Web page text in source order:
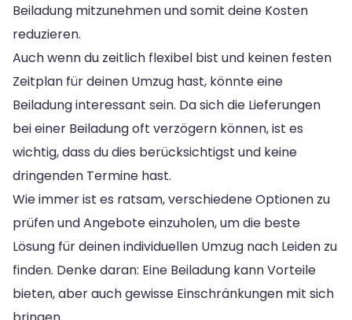
Beiladung mitzunehmen und somit deine Kosten
reduzieren.
Auch wenn du zeitlich flexibel bist und keinen festen
Zeitplan für deinen Umzug hast, könnte eine
Beiladung interessant sein. Da sich die Lieferungen
bei einer Beiladung oft verzögern können, ist es
wichtig, dass du dies berücksichtigst und keine
dringenden Termine hast.
Wie immer ist es ratsam, verschiedene Optionen zu
prüfen und Angebote einzuholen, um die beste
Lösung für deinen individuellen Umzug nach Leiden zu
finden. Denke daran: Eine Beiladung kann Vorteile
bieten, aber auch gewisse Einschränkungen mit sich